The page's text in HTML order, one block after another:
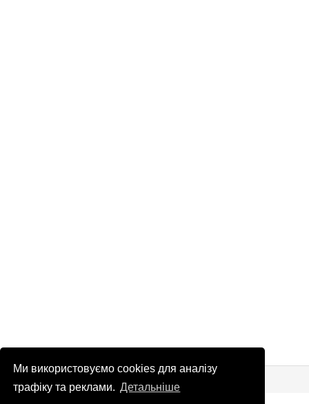
Ми використовуємо cookies для аналізу
трафіку та реклами. Детальніше
© Патріоти України 2026
Правова інформація